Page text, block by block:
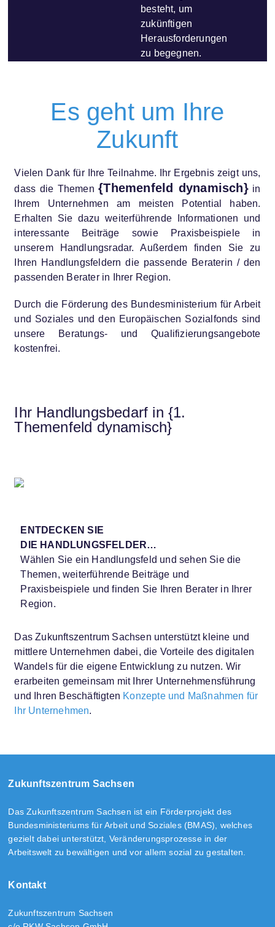
besteht, um
zukünftigen
Herausforderungen
zu begegnen.
Es geht um Ihre
Zukunft
Vielen Dank für Ihre Teilnahme. Ihr Ergebnis zeigt uns,
dass die Themen{Themenfeld dynamisch}in
Ihrem Unternehmen am meisten Potential haben.
Erhalten Sie dazu weiterführende Informationen und
interessante Beiträge sowie Praxisbeispiele in
unserem Handlungsradar. Außerdem finden Sie zu
Ihren Handlungsfeldern die passende Beraterin / den
passenden Berater in Ihrer Region.
Durch die Förderung des Bundesministerium für Arbeit
und Soziales und den Europäischen Sozialfonds sind
unsere Beratungs- und Qualifizierungsangebote
kostenfrei.
Ihr Handlungsbedarf in{1.
Themenfeld dynamisch}
ENTDECKEN SIE
DIE HANDLUNGSFELDER…
Wählen Sie ein Handlungsfeld und sehen Sie die
Themen, weiterführende Beiträge und
Praxisbeispiele und finden Sie Ihren Berater in Ihrer
Region.
Das Zukunftszentrum Sachsen unterstützt kleine und
mittlere Unternehmen dabei, die Vorteile des digitalen
Wandels für die eigene Entwicklung zu nutzen. Wir
erarbeiten gemeinsam mit Ihrer Unternehmensführung
und Ihren Beschäftigten Konzepte und Maßnahmen für
Ihr Unternehmen.
Zukunftszentrum Sachsen
Das Zukunftszentrum Sachsen ist ein Förderprojekt des
Bundesministeriums für Arbeit und Soziales (BMAS), welches
gezielt dabei unterstützt, Veränderungsprozesse in der
Arbeitswelt zu bewältigen und vor allem sozial zu gestalten.
Kontakt
Zukunftszentrum Sachsen